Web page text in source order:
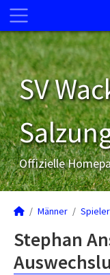
SV
Offizielle
Männer
Stephan